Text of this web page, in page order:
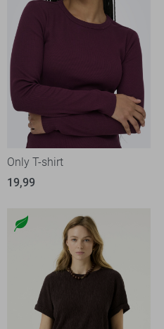
Only T-shirt
19,99